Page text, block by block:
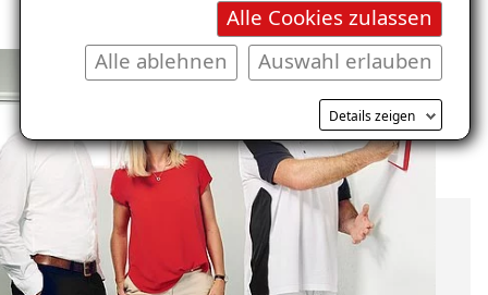
Alle Cookies zulassen
Auswahl erlauben
Alle ablehnen
Details zeigen